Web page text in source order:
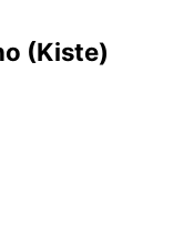
(Kiste)